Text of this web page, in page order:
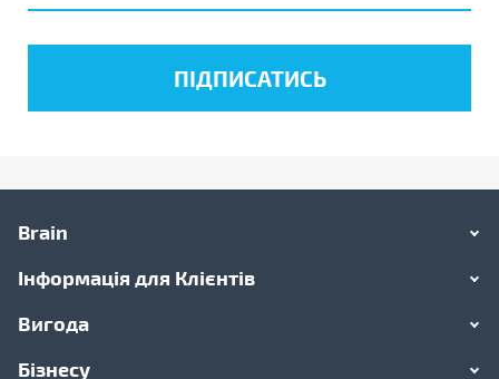
Brain
Інформація для Клієнтів
Вигода
Бізнесу